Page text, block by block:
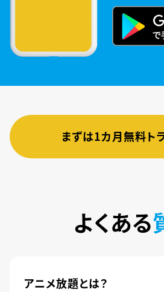
まずは1カ月無料ト
よくある
アニメ放題とは？